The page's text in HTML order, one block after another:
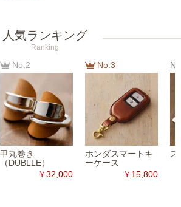
人気ランキング
Ranking
No.2
甲丸巻き
（DUBLLE）
￥32,000
No.3
ホンダスマートキ
ーケース
￥15,800